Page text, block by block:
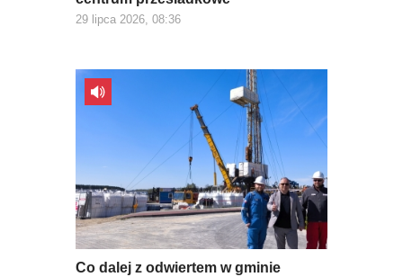
29 lipca 2026, 08:36
Co dalej z odwiertem w gminie